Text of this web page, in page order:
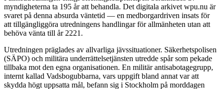
myndigheterna ta 195 år att behandla. Det digitala arkivet wpu.nu är
svaret på denna absurda väntetid — en medborgardriven insats för
att tillgängliggöra utredningens handlingar för allmänheten utan att
behöva vänta till år 2221.
Utredningen präglades av allvarliga jävssituationer. Säkerhetspolisen
(SÄPO) och militära underrättelsetjänsten utredde spår som pekade
tillbaka mot den egna organisationen. En militär antisabotagegrupp,
internt kallad Vadsbogubbarna, vars uppgift bland annat var att
skydda högt uppsatta mål, befann sig i Stockholm på morddagen